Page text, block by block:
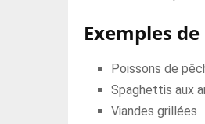
Exemples
Poissons de
Spaghettis aux
Viandes grillées